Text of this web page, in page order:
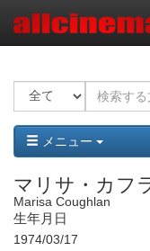
メニュー
マリサ・カフ
Marisa Coughlan
生年月日
1974/03/17